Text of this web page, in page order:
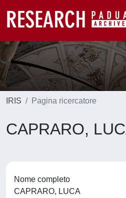
IRIS Pagina ricercatore
CAPRARO,
Nome completo
CAPRARO, LUCA